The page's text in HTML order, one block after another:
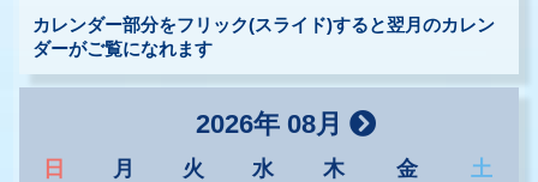
カレンダー部分をフリック(スライド)すると翌月のカレン
ダーがご覧になれます
2026年 08月
日 月 火 水 木 金
土